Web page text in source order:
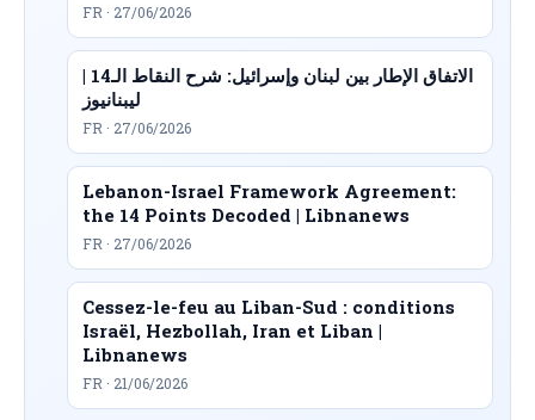
FR · 27/06/2026
الاتفاق الإطار بين لبنان وإسرائيل: شرح النقاط الـ14 |
ليبنانيوز
FR · 27/06/2026
Lebanon-Israel Framework Agreement:
the 14 Points Decoded | Libnanews
FR · 27/06/2026
Cessez-le-feu au Liban-Sud : conditions
Israël, Hezbollah, Iran et Liban |
Libnanews
FR · 21/06/2026